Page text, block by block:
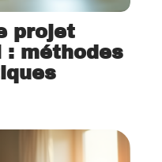
projet
: méthodes